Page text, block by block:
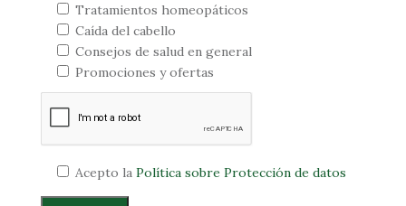
Tratamientos homeopáticos
Caída del cabello
Consejos de salud en general
Promociones y ofertas
Acepto la Política sobre Protección de datos